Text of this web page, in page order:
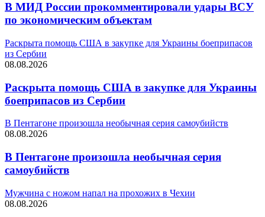
В МИД России прокомментировали удары ВСУ
по экономическим объектам
Раскрыта помощь США в закупке для Украины боеприпасов
из Сербии
08.08.2026
Раскрыта помощь США в закупке для Украины
боеприпасов из Сербии
В Пентагоне произошла необычная серия самоубийств
08.08.2026
В Пентагоне произошла необычная серия
самоубийств
Мужчина с ножом напал на прохожих в Чехии
08.08.2026